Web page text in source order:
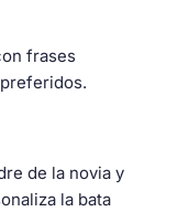
frases
de la novia y
la bata